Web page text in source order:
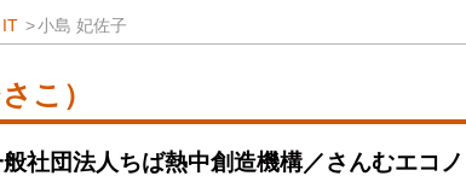
小島 妃佐子
こ）
社団法人ちば熱中創造機構／さんむエコ